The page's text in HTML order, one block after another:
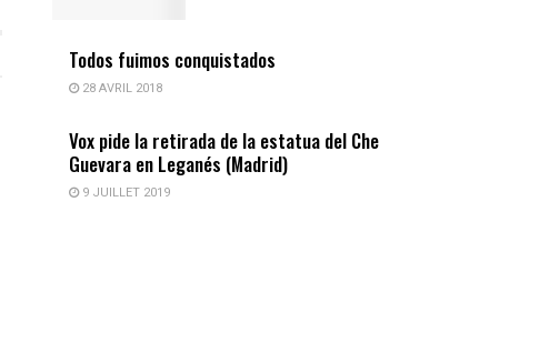
Todos fuimos conquistados
28 AVRIL 2018
Vox pide la retirada de la estatua del Che
Guevara en Leganés (Madrid)
9 JUILLET 2019